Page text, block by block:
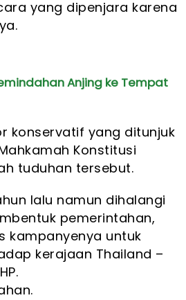
yang dipenjara karena
Anjing ke Tempat
konservatif yang ditunjuk
Konstitusi
tuduhan tersebut.
lalu namun dihalangi
pemerintahan,
kampanyenya untuk
kerajaan Thailand –